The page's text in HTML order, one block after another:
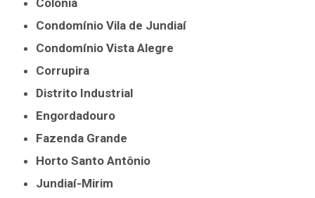
Colônia
Condomínio Vila de Jundiaí
Condomínio Vista Alegre
Corrupira
Distrito Industrial
Engordadouro
Fazenda Grande
Horto Santo Antônio
Jundiaí-Mirim